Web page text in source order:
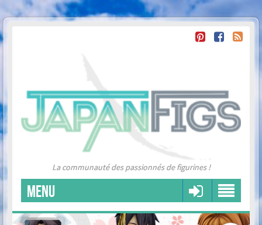
La communauté des passionnés de figurines !
MENU